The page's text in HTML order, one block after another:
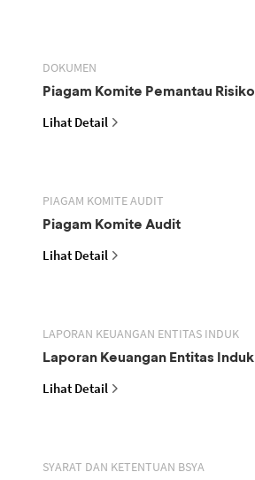
DOKUMEN
Piagam Komite Pemantau Risiko
Lihat Detail
PIAGAM KOMITE AUDIT
Piagam Komite Audit
Lihat Detail
LAPORAN KEUANGAN ENTITAS INDUK
Laporan Keuangan Entitas Induk
Lihat Detail
SYARAT DAN KETENTUAN BSYA